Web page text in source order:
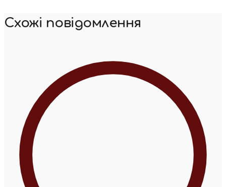
Схожі повідомлення